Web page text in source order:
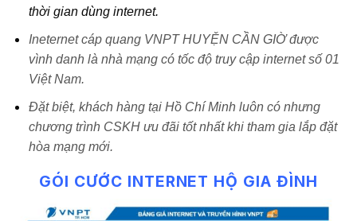
thời gian dùng internet.
Ineternet cáp quang VNPT HUYỆN CẦN GIỜ được
vình danh là nhà mạng có tốc độ truy cập internet số 01
Việt Nam.
Đặt biệt, khách hàng tại Hồ Chí Minh luôn có nhưng
chương trình CSKH ưu đãi tốt nhất khi tham gia lắp đặt
hòa mạng mới.
GÓI CƯỚC INTERNET HỘ GIA ĐÌNH